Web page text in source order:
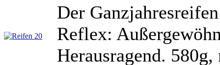
Der
Reflex:
Herausragend.